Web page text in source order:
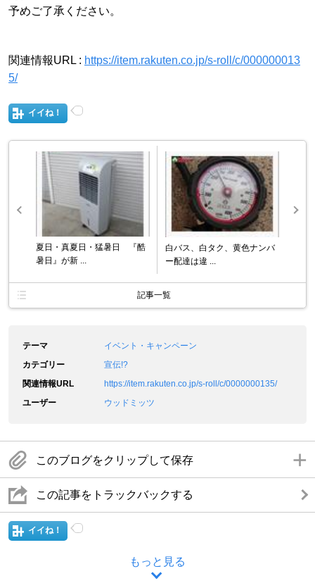
予めご了承ください。
関連情報URL : https://item.rakuten.co.jp/s-roll/c/000000013
5/
イイね！
夏日・真夏日・猛暑日 『酷
暑日』が新 ...
白バス、白タク、黄色ナンバ
ー配達は違 ...
記事一覧
テーマ
イベント・キャンペーン
カテゴリー
宣伝!?
関連情報URL
https://item.rakuten.co.jp/s-roll/c/0000000135/
ユーザー
ウッドミッツ
このブログをクリップして保存
この記事をトラックバックする
イイね！
もっと見る